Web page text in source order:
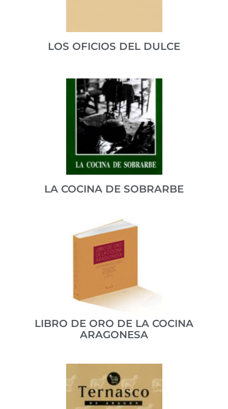
LOS OFICIOS DEL DULCE
Visión global de la dulcería aragonesa así como de las
artes y oficios implicados en su elaboración.
ISBN 978-84-95490-80-3
VER PUBLICACIÓN
LA COCINA DE SOBRARBE
Recoge una serie de recetas de la gastronomía
tradicional de Sobrarbe pero no responde a un
ISBN: 84-606-1999-0
VER PUBLICACIÓN
LIBRO DE ORO DE LA COCINA
ARAGONESA